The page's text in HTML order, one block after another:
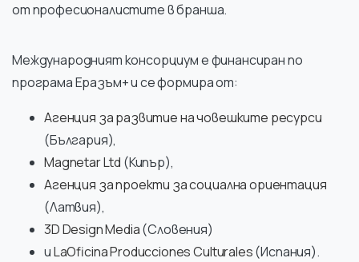
от професионалистите в бранша.
Международният консорциум е финансиран по
програма Еразъм+ и се формира от:
Агенция за развитие на човешките ресурси
(България),
Magnetar Ltd (Кипър),
Агенция за проекти за социална ориентация
(Латвия),
3D Design Media(Словения)
иLaOficina Producciones Culturales(Испания).